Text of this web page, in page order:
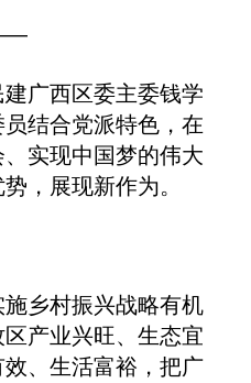
广西区委主委钱学
结合党派特色，在
实现中国梦的伟大
，展现新作为。
乡村振兴战略有机
产业兴旺、生态宜
、生活富裕，把广